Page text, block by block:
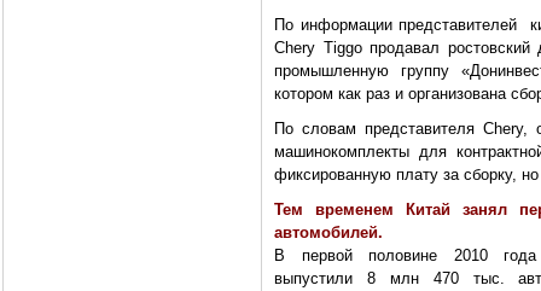
По информации представителей
Chery Tiggo продавал
промышленную группу
котором как раз и организована
По словам представителя Chery,
машинокомплекты для
фиксированную плату за сборку,
Тем временем Китай занял
автомобилей.
В первой половине 2010 года
выпустили 8 млн 470 тыс.